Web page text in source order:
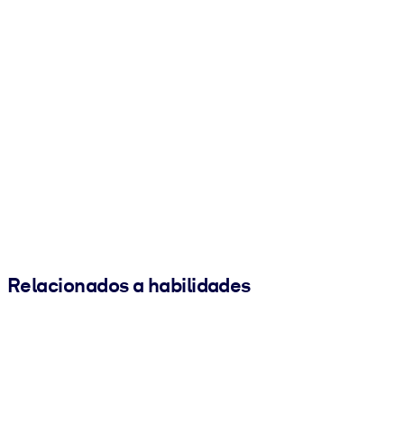
Relacionados a habilidades